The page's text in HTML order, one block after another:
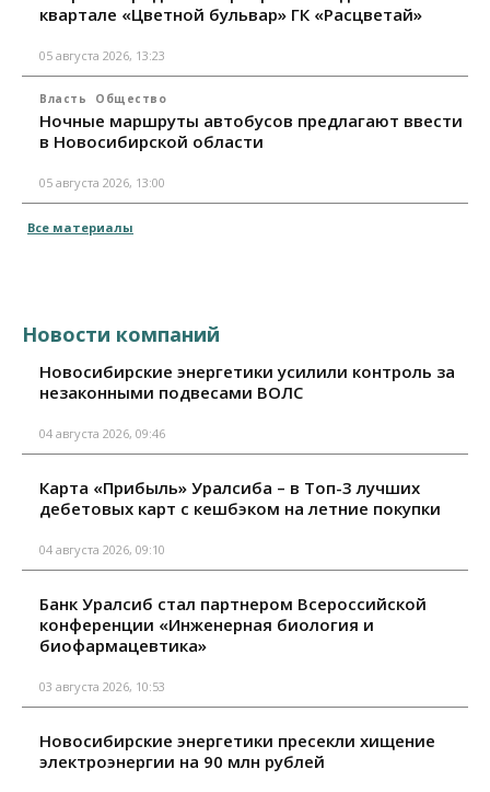
квартале «Цветной бульвар» ГК «Расцветай»
05 августа 2026, 13:23
Власть Общество
Ночные маршруты автобусов предлагают ввести
в Новосибирской области
05 августа 2026, 13:00
Все материалы
Новости компаний
Новосибирские энергетики усилили контроль за
незаконными подвесами ВОЛС
04 августа 2026, 09:46
Карта «Прибыль» Уралсиба – в Топ-3 лучших
дебетовых карт с кешбэком на летние покупки
04 августа 2026, 09:10
Банк Уралсиб стал партнером Всероссийской
конференции «Инженерная биология и
биофармацевтика»
03 августа 2026, 10:53
Новосибирские энергетики пресекли хищение
электроэнергии на 90 млн рублей